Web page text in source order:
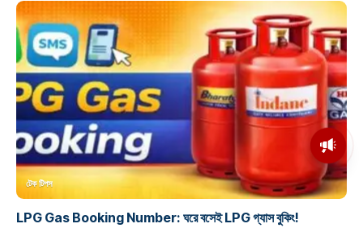
টেক টিপস
LPG Gas Booking Number: ঘরে বসেই LPG গ্যাস বুকিং!
মসজিদের মাইক কেন খুলছে পুলিশ?
ডিজিপির কাছে জবাব চাইলেন নওশাদ
সিদ্দিকী; ব্যাখ্যা না মিললে আইনি পদক্ষেপের